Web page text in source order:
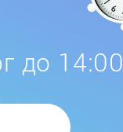
до 14:00